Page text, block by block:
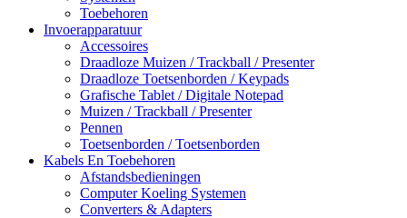
Toebehoren
Invoerapparatuur
Accessoires
Draadloze Muizen / Trackball / Presenter
Draadloze Toetsenborden / Keypads
Grafische Tablet / Digitale Notepad
Muizen / Trackball / Presenter
Pennen
Toetsenborden / Toetsenborden
Kabels En Toebehoren
Afstandsbedieningen
Computer Koeling Systemen
Converters & Adapters